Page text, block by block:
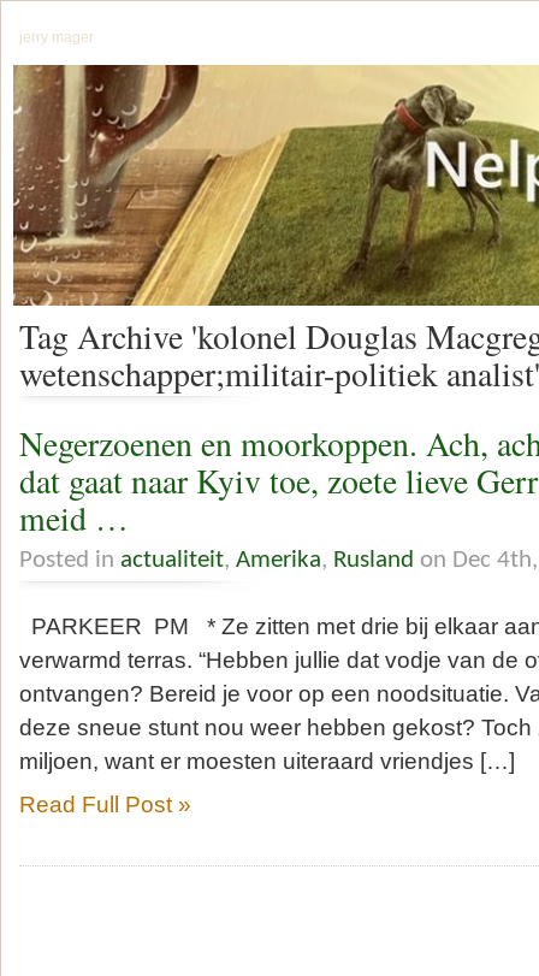
jerry mager
Tag Archive 'kolonel Douglas
wetenschapper;militair-politiek analist'
Negerzoenen en moorkoppen. Ach,
dat gaat naar Kyiv toe, zoete lieve
meid …
Posted in actualiteit, Amerika, Rusland on Dec
PARKEER PM * Ze zitten met drie bij elkaar
verwarmd terras. “Hebben jullie dat vodje van de
ontvangen? Bereid je voor op een noodsituatie.
deze sneue stunt nou weer hebben gekost?
miljoen, want er moesten uiteraard vriendjes […]
Read Full Post »